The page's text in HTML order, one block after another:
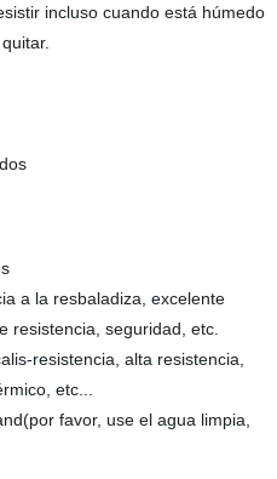
incluso cuando está húmedo
a la resbaladiza, excelente
resistencia, seguridad, etc.
resistencia, alta resistencia,
etc...
favor, use el agua limpia,